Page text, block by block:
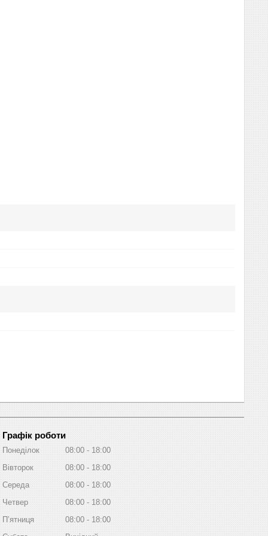
Графік роботи
Понеділок 08:00
18:00
Вівторок
08:00
18:00
Середа
08:00
18:00
Четвер
08:00
18:00
Пʼятниця
08:00
18:00